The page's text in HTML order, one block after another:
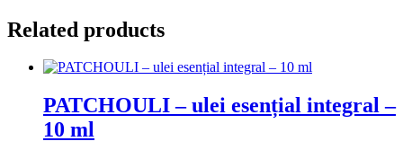
Related products
PATCHOULI – ulei esențial integral –
10 ml